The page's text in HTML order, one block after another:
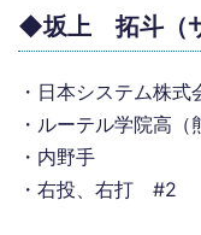
◆坂上 拓斗（
・日本システム株式
・ルーテル学院高
・内野手
・右投、右打 #2